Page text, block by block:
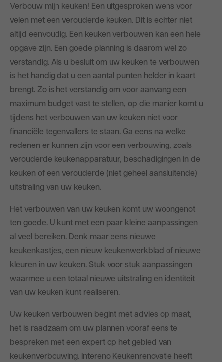
Blog
Verbouw mijn keuken! Een uitgesproken wens voor
velen met een verouderde keuken. Dit is echter niet
altijd eenvoudig. Een keuken verbouwen kan een hele
opgave zijn. Een goede planning is daarom wel zo
verstandig. Als u besluit om uw keuken te verbouwen
is het handig dat u een aantal punten helder in kaart
brengt. Zo is het verstandig om voor aanvang een
maximum budget vast te stellen, op die manier komt u
tijdens het verbouwen van uw keuken niet voor
financiële tegenvallers te staan. Ga eens na welke
redenen er kunnen zijn voor een verbouwing, zoals
verouderde keukenapparatuur, beschadigingen in de
keuken of een verouderde (niet geheel aansluitende)
uitstraling van uw keuken.
Het verbouwen van uw keuken komt uw woongenot
ten goede. U kunt met een paar kleine aanpassingen
al veel bereiken. Denk maar eens nieuwe
keukenkastjes, een nieuw keukenwerkblad of nieuwe
kleuren in uw keuken. Stuk voor stuk aanpassingen
waarmee u een totaal nieuwe uitstraling en identiteit
van uw keuken kunt realiseren.
Uw keuken verbouwen begint met advies op maat,
het is raadzaam om uw plannen vooraf eens te
bespreken met een expert op het gebied van
keukenverbouwing. Intereno Keukenrenovatie heeft